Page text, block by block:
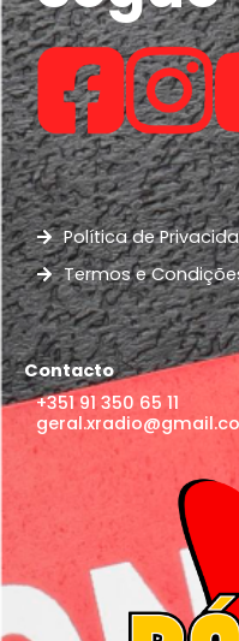
Política de
Termos e
Contacto
+351 91 350 65 11